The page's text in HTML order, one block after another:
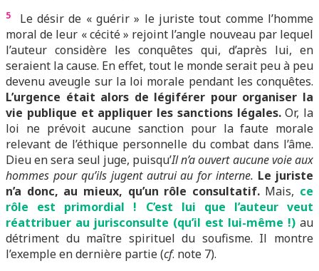
5
Le désir de « guérir » le juriste tout comme l’homme
moral de leur « cécité » rejoint l’angle nouveau par lequel
l’auteur considère les conquêtes qui, d’après lui, en
seraient la cause. En effet, tout le monde serait peu à peu
devenu aveugle sur la loi morale pendant les conquêtes.
L’urgence était alors de légiférer pour organiser la
vie publique et appliquer les sanctions légales.Or, la
loi ne prévoit aucune sanction pour la faute morale
relevant de l’éthique personnelle du combat dans l’âme.
Dieu en sera seul juge, puisqu’Il n’a ouvert aucune voie aux
hommes pour qu’ils jugent autrui au for interne. Le juriste
n’a donc, au mieux, qu’un rôle consultatif.Mais, ce
rôle est primordial ! C’est lui que l’auteur veut
réattribuer au jurisconsulte (qu’il est lui-même !) au
détriment du maître spirituel du soufisme. Il montre
l’exemple en dernière partie (cf. note 7).